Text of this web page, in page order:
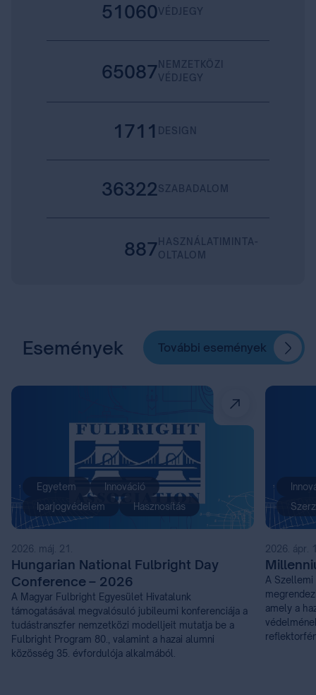
51060VÉDJEGY
65087 NEMZETKÖZI
VÉDJEGY
1711 DESIGN
36322SZABADALOM
887 HASZNÁLATIMINTA-
OLTALOM
Események További események
Egyetem
Innováció
Iparjogvédelem
Hasznosítás
2026. máj. 21.
Hungarian National Fulbright Day
Conference – 2026
A Magyar Fulbright Egyesület Hivatalunk
támogatásával megvalósuló jubileumi konferenciája a
tudástranszfer nemzetközi modelljeit mutatja be a
Fulbright Program 80., valamint a hazai alumni
közösség 35. évfordulója alkalmából.
2026. ápr.
A Szellemi
amely a